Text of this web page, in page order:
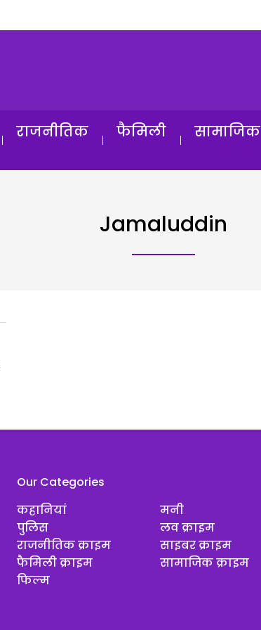
राजनीतिक फैमिली सामाजिक
Jamaluddin
Our Categories
कहानियां
पुलिस
राजनीतिक क्राइम
फैमिली क्राइम
फिल्म
मनी
लव क्राइम
साइबर क्राइम
सामाजिक क्राइम